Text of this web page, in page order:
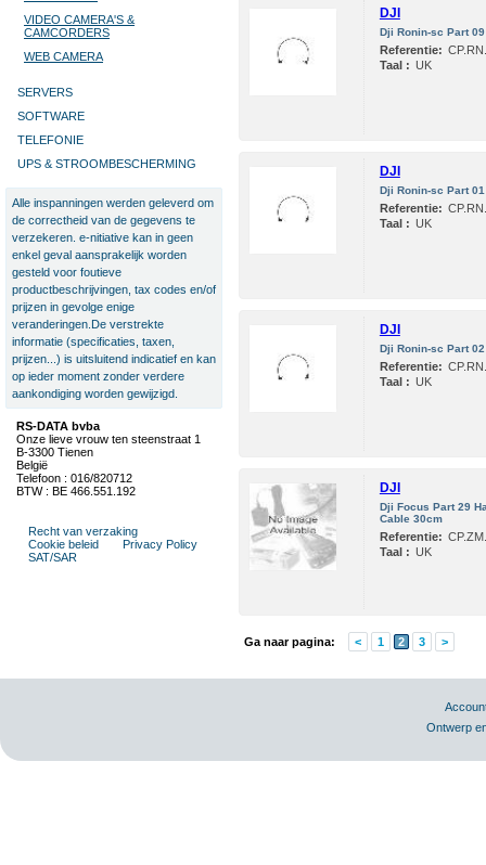
VIDEO CAMERA'S &
CAMCORDERS
WEB CAMERA
SERVERS
SOFTWARE
TELEFONIE
UPS & STROOMBESCHERMING
Alle inspanningen werden geleverd om
de correctheid van de gegevens te
verzekeren. e-nitiative kan in geen
enkel geval aansprakelijk worden
gesteld voor foutieve
productbeschrijvingen, tax codes en/of
prijzen in gevolge enige
veranderingen.De verstrekte
informatie (specificaties, taxen,
prijzen...) is uitsluitend indicatief en kan
op ieder moment zonder verdere
aankondiging worden gewijzigd.
RS-DATA bvba
Onze lieve vrouw ten steenstraat 1
B-3300 Tienen
België
Telefoon : 016/820712
BTW : BE 466.551.192
Recht van verzaking
Cookie beleid
Privacy Policy
SAT/SAR
DJI
Dji Ronin-sc Part
Referentie:
Taal : UK
DJI
Dji Ronin-sc Part
Referentie:
Taal : UK
DJI
Dji Ronin-sc Part
Referentie:
Taal : UK
DJI
Dji Focus Part 29
Cable 30cm
Referentie:
Taal : UK
Ga naar pagina: < 1 2 3 >
Ontwerp